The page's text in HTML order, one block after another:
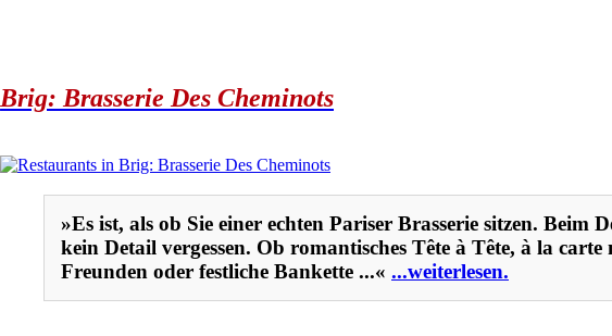
Brig: Brasserie Des Cheminots
»Es ist, als ob Sie einer echten Pariser Brasserie sitzen. Beim
kein Detail vergessen. Ob romantisches Tête à Tête, à la carte
Freunden oder festliche Bankette ...« ...weiterlesen.